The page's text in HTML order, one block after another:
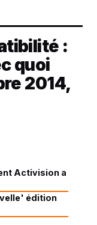
:
quoi
2014,
Activision a
édition